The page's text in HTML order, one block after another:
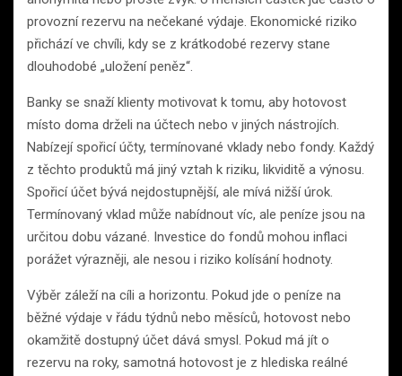
provozní rezervu na nečekané výdaje. Ekonomické riziko
přichází ve chvíli, kdy se z krátkodobé rezervy stane
dlouhodobé „uložení peněz“.
Banky se snaží klienty motivovat k tomu, aby hotovost
místo doma drželi na účtech nebo v jiných nástrojích.
Nabízejí spořicí účty, termínované vklady nebo fondy. Každý
z těchto produktů má jiný vztah k riziku, likviditě a výnosu.
Spořicí účet bývá nejdostupnější, ale mívá nižší úrok.
Termínovaný vklad může nabídnout víc, ale peníze jsou na
určitou dobu vázané. Investice do fondů mohou inflaci
porážet výrazněji, ale nesou i riziko kolísání hodnoty.
Výběr záleží na cíli a horizontu. Pokud jde o peníze na
běžné výdaje v řádu týdnů nebo měsíců, hotovost nebo
okamžitě dostupný účet dává smysl. Pokud má jít o
rezervu na roky, samotná hotovost je z hlediska reálné